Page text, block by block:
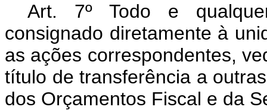
Art. 7º Todo e
consignado diretamente à
as ações correspondentes,
título de transferência a
dos Orçamentos Fiscal e da